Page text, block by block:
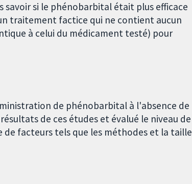
savoir si le phénobarbital était plus efficace
traitement factice qui ne contient aucun
à celui du médicament testé) pour
de phénobarbital à l'absence de
de ces études et évalué le niveau de
de facteurs tels que les méthodes et la taille